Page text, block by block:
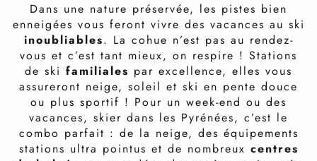
Dans une nature préservée, les pistes bien
enneigées vous feront vivre des vacances au ski
inoubliables. La cohue n’est pas au rendez-
vous et c’est tant mieux, on respire ! Stations
de ski familiales par excellence, elles vous
assureront neige, soleil et ski en pente douce
ou plus sportif ! Pour un week-end ou des
vacances, skier dans les Pyrénées, c’est le
combo parfait : de la neige, des équipements
stations ultra pointus et de nombreux centres